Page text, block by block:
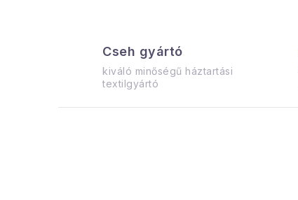
e
Cseh gyártó
kiváló minőségű háztartási
textilgyártó